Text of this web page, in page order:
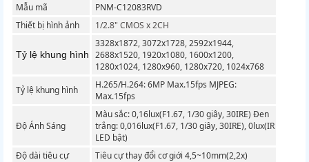
Mẫu mã
PNM-C12083RVD
Thiết bị hình ảnh
1/2.8" CMOS x 2CH
Tỷ lệ khung hình
3328x1872, 3072x1728, 2592x1944,
2688x1520, 1920x1080, 1600x1200,
1280x1024, 1280x960, 1280x720, 1024x768
Tỷ lệ khung hình
H.265/H.264: 6MP Max.15fps MJPEG:
Max.15fps
Độ Ánh Sáng
Màu sắc: 0,16lux(F1.67, 1/30 giây, 30IRE) Đen
trắng: 0,016lux(F1.67, 1/30 giây, 30IRE), 0lux(IR
LED bật)
Độ dài tiêu cự
Tiêu cự thay đổi cơ giới 4,5~10mm(2,2x)